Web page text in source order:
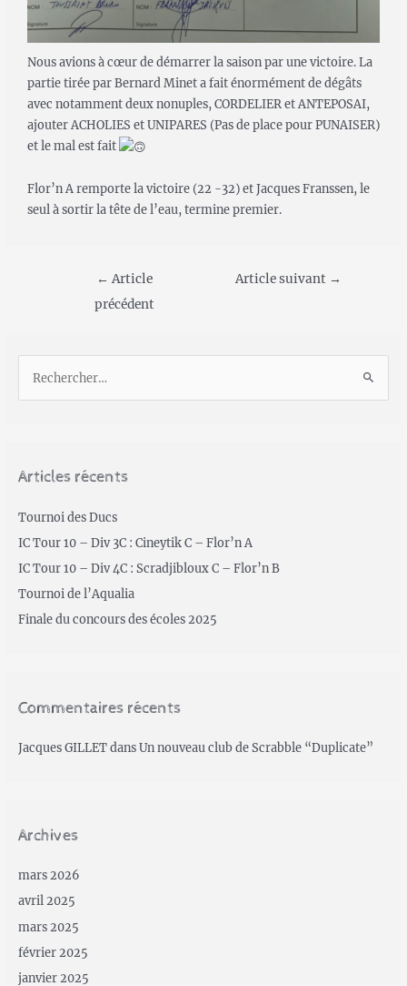
Nous avions à cœur de démarrer la saison par une victoire. La
partie tirée par Bernard Minet a fait énormément de dégâts
avec notamment deux nonuples, CORDELIER et ANTEPOSAI,
ajouter ACHOLIES et UNIPARES (Pas de place pour PUNAISER)
et le mal est fait
Flor’n A remporte la victoire (22 -32) et Jacques Franssen, le
seul à sortir la tête de l’eau, termine premier.
← Article
précédent
Article suivant →
Articles récents
Tournoi des Ducs
IC Tour 10 – Div 3C : Cineytik C – Flor’n A
IC Tour 10 – Div 4C : Scradjibloux C – Flor’n B
Tournoi de l’Aqualia
Finale du concours des écoles 2025
Commentaires récents
Jacques GILLETdansUn nouveau club de Scrabble “Duplicate”
Archives
mars 2026
avril 2025
mars 2025
février 2025
janvier 2025